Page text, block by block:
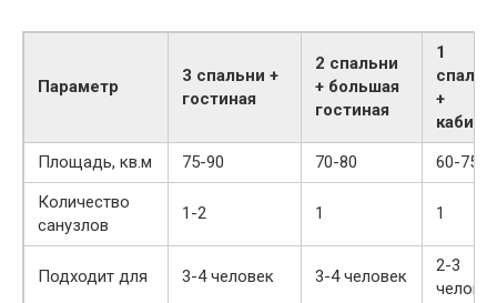
Параметр
3 спальни +
гостиная
2 спальни
+ большая
гостиная
1
+
Площадь, кв.м
75-90 70-80
60-75
Количество
санузлов
1-2 1 1
Подходит для 3-4 человек 3-4 человек
2-3